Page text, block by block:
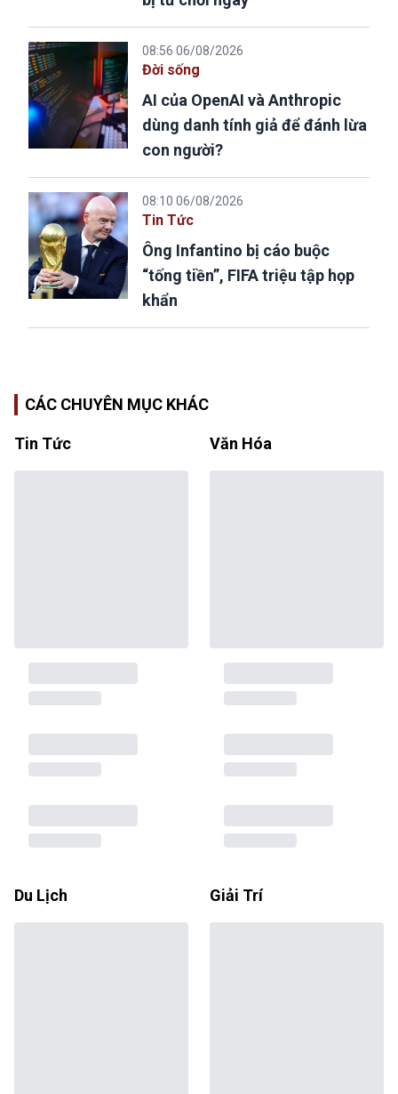
08:56 06/08/2026
Đời sống
AI của OpenAI và Anthropic
dùng danh tính giả để đánh lừa
con người?
08:10 06/08/2026
Tin Tức
Ông Infantino bị cáo buộc
“tống tiền”, FIFA triệu tập họp
khẩn
CÁC CHUYÊN MỤC KHÁC
Tin Tức Văn Hóa
Du Lịch Giải Trí